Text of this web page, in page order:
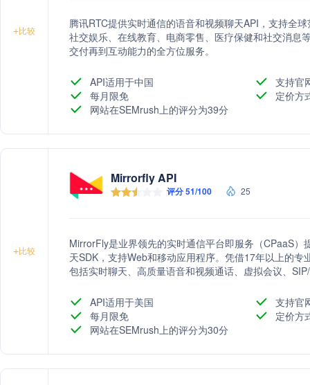
+比较
腾讯RTC提供实时通信的语音和视频聊天API，支持全
社交娱乐、在线教育、电商零售、医疗保健和社交消息
交付再到互动能力的全方位服务。
API适用于中国
支持官
每月限免
定价方
网站在SEMrush上的评分为39分
+比较
Mirrorfly API
评分 51/100 25
MirrorFly是业界领先的实时通信平台即服务（CPaaS
天SDK，支持Web和移动应用程序。凭借17年以上的
包括实时聊天、高质量语音和视频通话、虚拟会议、
保数据安全和隐私。此外，MirrorFly还提供全天候技术
署定制化的通信应用。
API适用于美国
支持官
每月限免
定价方
网站在SEMrush上的评分为30分